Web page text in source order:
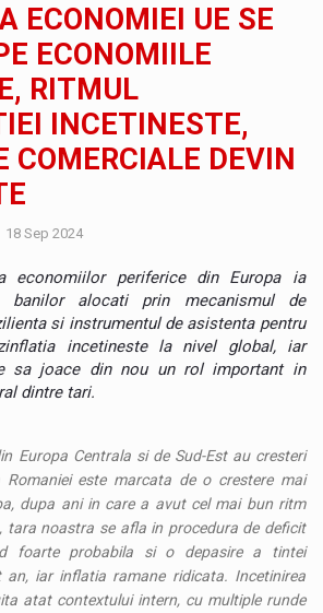
ECONOMIEI UE SE
ECONOMIILE
RITMUL
INCETINESTE,
COMERCIALE DEVIN
18 Sep 2024
economiilor periferice din Europa ia
banilor alocati prin mecanismul de
si instrumentul de asistenta pentru
incetineste la nivel global, iar
sa joace din nou un rol important in
dintre tari.
Europa Centrala si de Sud-Est au cresteri
Romaniei este marcata de o crestere mai
dupa ani in care a avut cel mai bun ritm
tara noastra se afla in procedura de deficit
foarte probabila si o depasire a tintei
an, iar inflatia ramane ridicata. Incetinirea
atat contextului intern, cu multiple runde